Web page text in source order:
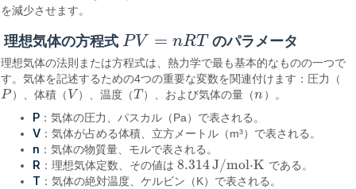
を減少させます。
理想気体の方程式 PV = nRT
PV= nR T のパラメータ
理想気体の法則または方程式は、熱力学で最も基本的なものの一つで
す。気体を記述するための4つの重要な変数を関連付けます：圧力（
P
P ）、体積（ V
V ）、温度（T
T ）、および気体の量（n
n ）。
P ：気体の圧力、パスカル（Pa）で表される。
V ：気体が占める体積、立方メートル（m³）で表される。
n ：気体の物質量、モルで表される。
R ：理想気体定数、その値は8.314J/mol⋅K
8.314J/mol·K である。
T ：気体の絶対温度、ケルビン（K）で表される。